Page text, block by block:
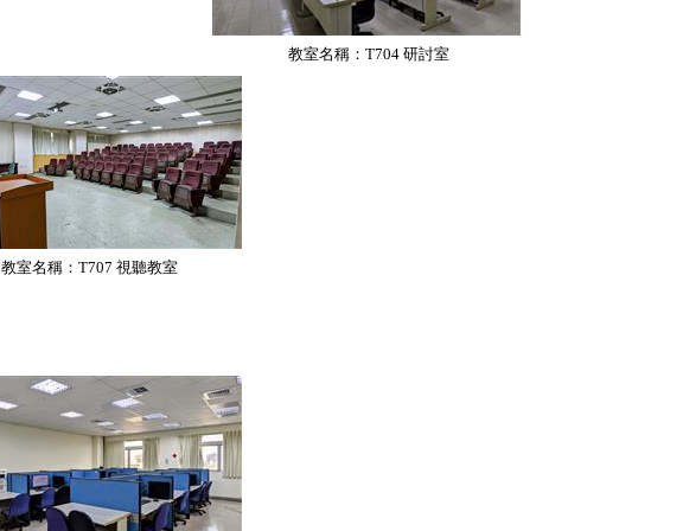
教室名稱：T704 研討室
教室名稱：T707 視聽教室